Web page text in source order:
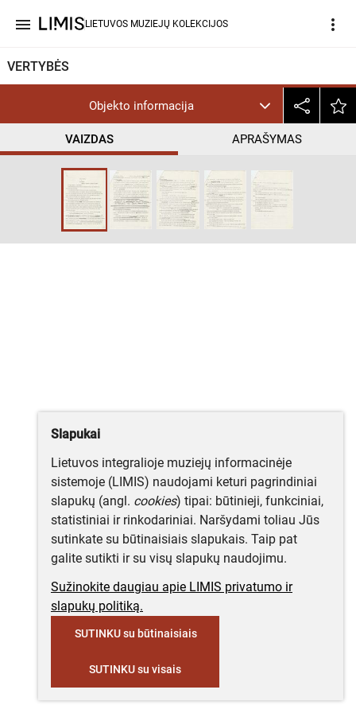
menu LIETUVOS MUZIEJŲ KOLEKCIJOS more_vert
VERTYBĖS
Objekto informacija
VAIZDAS APRAŠYMAS
InC help_outline
Slapukai
Lietuvos integralioje muziejų informacinėje
sistemoje (LIMIS) naudojami keturi pagrindiniai
slapukų (angl. cookies) tipai: būtinieji, funkciniai,
statistiniai ir rinkodariniai. Naršydami toliau Jūs
sutinkate su būtinaisiais slapukais. Taip pat
galite sutikti ir su visų slapukų naudojimu.
Sužinokite daugiau apie LIMIS privatumo ir
slapukų politiką.
SUTINKU su būtinaisiais
SUTINKU su visais